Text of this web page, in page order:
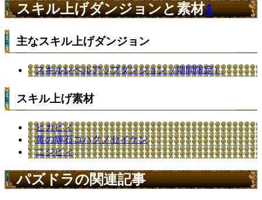
スキル上げダンジョンと素材4
主なスキル上げダンジョン
スキルレベルアップダンジョン（期間限定）
スキル上げ素材
ヒカピィ
黄の輝石コハクノセイケン
ニジピィ
パズドラの関連記事